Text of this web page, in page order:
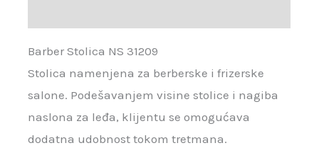
Barber Stolica NS 31209
Stolica namenjena za berberske i frizerske
salone. Podešavanjem visine stolice i nagiba
naslona za leđa, klijentu se omogućava
dodatna udobnost tokom tretmana.